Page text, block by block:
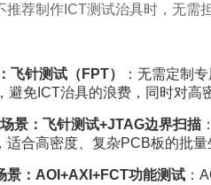
推荐制作ICT测试治具时，无
飞针测试（FPT）
：无需定制
避免ICT治具的浪费，同时对高
景：飞针测试+JTAG边界扫描
适合高密度、复杂PCB板的批量
景：AOI+AXI+FCT功能测试 ：